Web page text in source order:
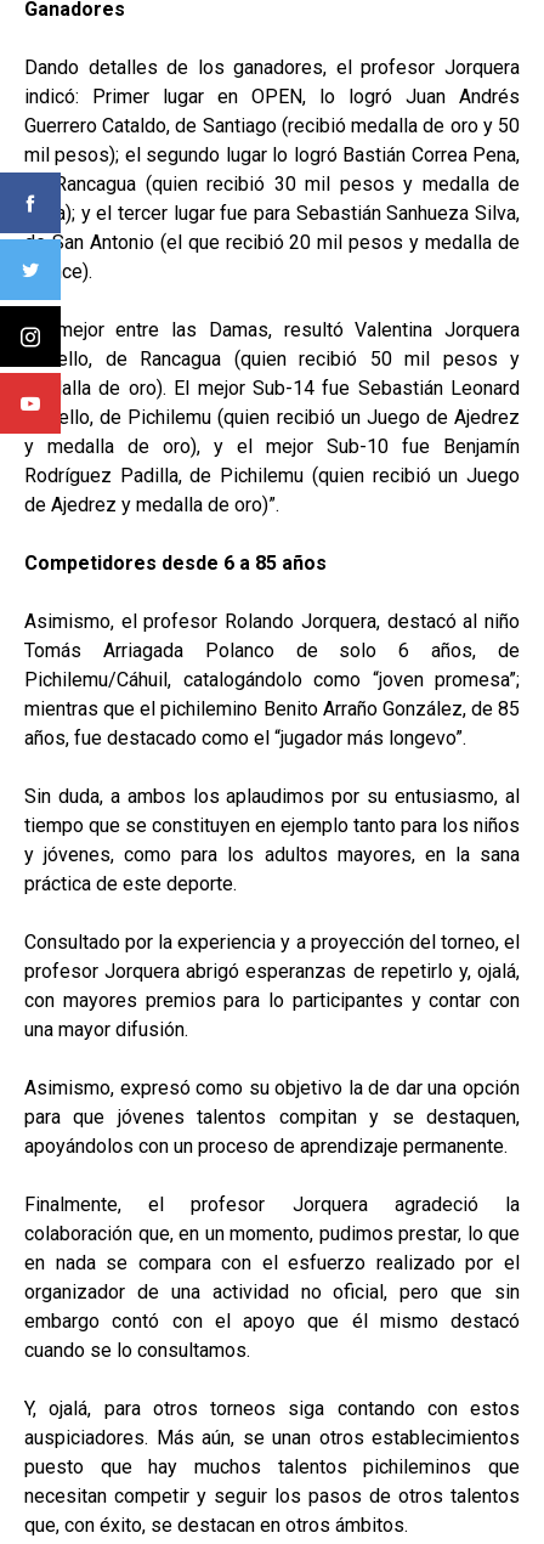
Ganadores
Dando detalles de los ganadores, el profesor Jorquera
indicó: Primer lugar en OPEN, lo logró Juan Andrés
Guerrero Cataldo, de Santiago (recibió medalla de oro y 50
mil pesos); el segundo lugar lo logró Bastián Correa Pena,
de Rancagua (quien recibió 30 mil pesos y medalla de
plata); y el tercer lugar fue para Sebastián Sanhueza Silva,
de San Antonio (el que recibió 20 mil pesos y medalla de
bronce).
La mejor entre las Damas, resultó Valentina Jorquera
Cabello, de Rancagua (quien recibió 50 mil pesos y
medalla de oro). El mejor Sub-14 fue Sebastián Leonard
Merello, de Pichilemu (quien recibió un Juego de Ajedrez
y medalla de oro), y el mejor Sub-10 fue Benjamín
Rodríguez Padilla, de Pichilemu (quien recibió un Juego
de Ajedrez y medalla de oro)”.
Competidores desde 6 a 85 años
Asimismo, el profesor Rolando Jorquera, destacó al niño
Tomás Arriagada Polanco de solo 6 años, de
Pichilemu/Cáhuil, catalogándolo como “joven promesa”;
mientras que el pichilemino Benito Arraño González, de 85
años, fue destacado como el “jugador más longevo”.
Sin duda, a ambos los aplaudimos por su entusiasmo, al
tiempo que se constituyen en ejemplo tanto para los niños
y jóvenes, como para los adultos mayores, en la sana
práctica de este deporte.
Consultado por la experiencia y a proyección del torneo, el
profesor Jorquera abrigó esperanzas de repetirlo y, ojalá,
con mayores premios para lo participantes y contar con
una mayor difusión.
Asimismo, expresó como su objetivo la de dar una opción
para que jóvenes talentos compitan y se destaquen,
apoyándolos con un proceso de aprendizaje permanente.
Finalmente, el profesor Jorquera agradeció la
colaboración que, en un momento, pudimos prestar, lo que
en nada se compara con el esfuerzo realizado por el
organizador de una actividad no oficial, pero que sin
embargo contó con el apoyo que él mismo destacó
cuando se lo consultamos.
Y, ojalá, para otros torneos siga contando con estos
auspiciadores. Más aún, se unan otros establecimientos
puesto que hay muchos talentos pichileminos que
necesitan competir y seguir los pasos de otros talentos
que, con éxito, se destacan en otros ámbitos.